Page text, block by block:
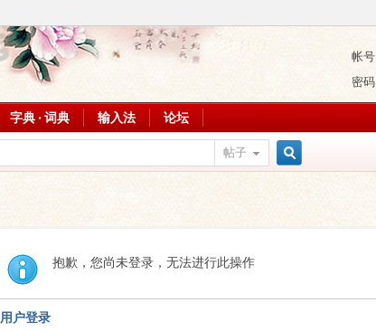
帐号
密码
字典 · 词典 输入法 论坛
帖子
抱歉，您尚未登录，无法进行此操作
用户登录